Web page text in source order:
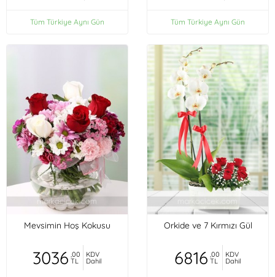
Tüm Türkiye Aynı Gün Tüm Türkiye Aynı Gün
Mevsimin Hoş Kokusu
3036 ,00
TL
KDV
Dahil
Orkide ve 7 Kırmızı Gül
6816 ,00
TL
KDV
Dahil